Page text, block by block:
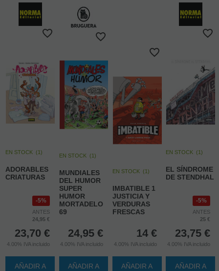
EN STOCK (1)
ADORABLES
CRIATURAS
5%
ANTES
24,95 €
23,70 €
4.00% IVA incluido
AÑADIR A
EN STOCK (1)
MUNDIALES
DEL HUMOR
SUPER
HUMOR
MORTADELO
69
24,95 €
4.00% IVA incluido
AÑADIR A
EN STOCK (1)
IMBATIBLE 1
JUSTICIA Y
VERDURAS
FRESCAS
14 €
4.00% IVA incluido
AÑADIR A
EN STOCK (1)
EL SÍNDROME
DE STENDHAL
5%
ANTES
25 €
23,75 €
4.00% IVA incluido
AÑADIR A